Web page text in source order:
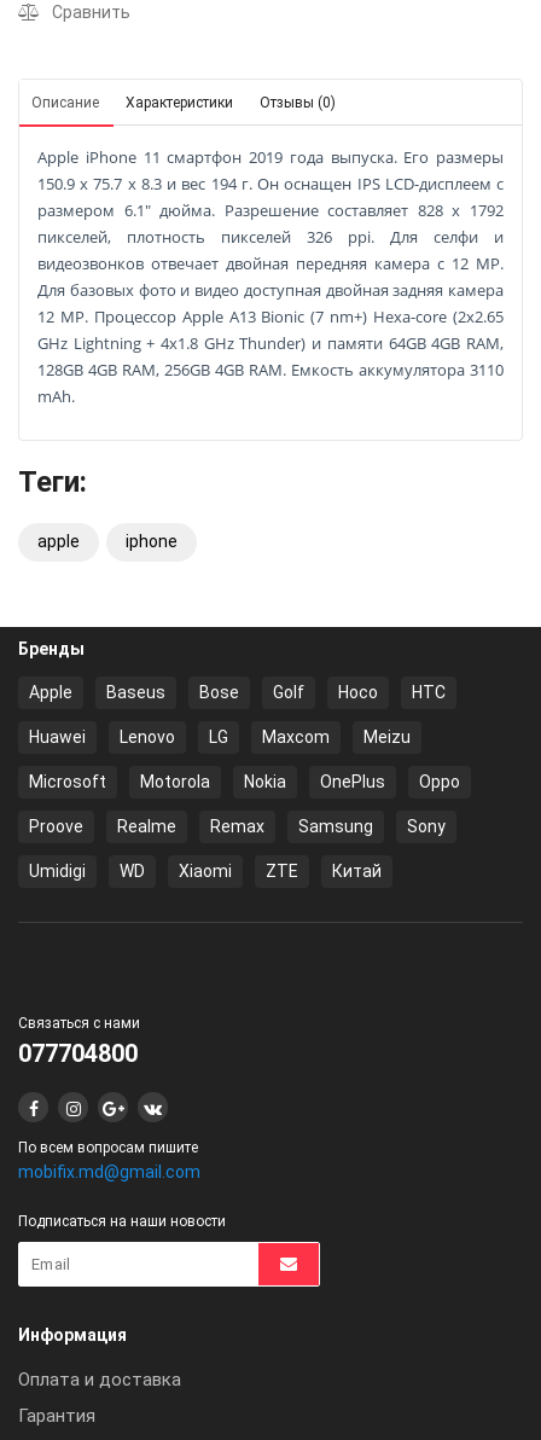
Сравнить
Описание Характеристики Отзывы (0)
Apple iPhone 11 смартфон 2019 года выпуска. Его размеры
150.9 x 75.7 x 8.3 и вес 194 г. Он оснащен IPS LCD-дисплеем с
размером 6.1" дюйма. Разрешение составляет 828 x 1792
пикселей, плотность пикселей 326 ppi. Для селфи и
видеозвонков отвечает двойная передняя камера с 12 MP.
Для базовых фото и видео доступная двойная задняя камера
12 MP. Процессор Apple A13 Bionic (7 nm+) Hexa-core (2x2.65
GHz Lightning + 4x1.8 GHz Thunder) и памяти 64GB 4GB RAM,
128GB 4GB RAM, 256GB 4GB RAM. Емкость аккумулятора 3110
mAh.
Теги:
apple iphone
Бренды
Apple Baseus Bose Golf Hoco HTC
Huawei Lenovo LG Maxcom Meizu
Microsoft Motorola Nokia OnePlus Oppo
Proove Realme Remax Samsung Sony
Umidigi WD Xiaomi ZTE Китай
Связаться с нами
077704800
По всем вопросам пишите
mobifix.md@gmail.com
Подписаться на наши новости
Информация
Оплата и доставка
Гарантия